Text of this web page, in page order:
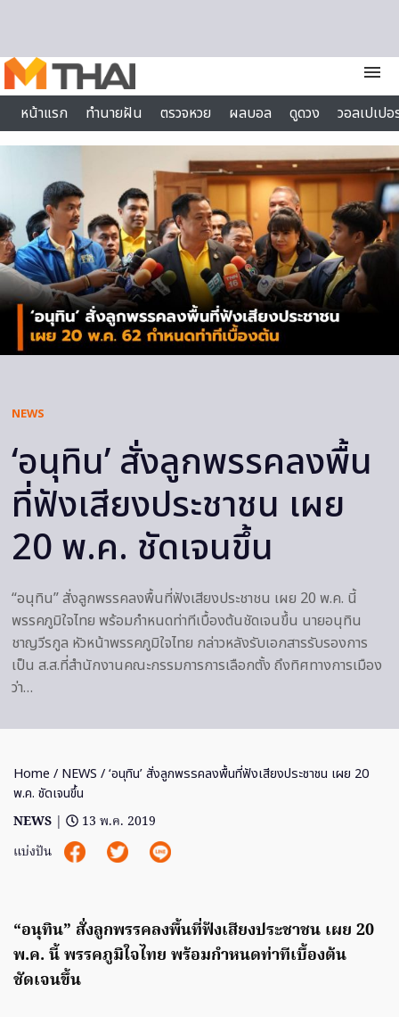
menu
หน้าแรก
ทำนายฝัน ตรวจหวย ผลบอล ดูดวง
วอลเปเป
ไลฟ์สไตล์
NEWS
‘อนุทิน’ สั่งลูกพรรคลงพื้น
ที่ฟังเสียงประชาชน เผย
20 พ.ค. ชัดเจนขึ้น
“อนุทิน” สั่งลูกพรรคลงพื้นที่ฟังเสียงประชาชน เผย 20 พ.ค. นี้
พรรคภูมิใจไทย พร้อมกำหนดท่าทีเบื้องต้นชัดเจนขึ้น นายอนุทิน
ชาญวีรกูล หัวหน้าพรรคภูมิใจไทย กล่าวหลังรับเอกสารรับรองการ
เป็น ส.ส.ที่สำนักงานคณะกรรมการการเลือกตั้ง ถึงทิศทางการเมือง
ว่า…
Home / NEWS / ‘อนุทิน’ สั่งลูกพรรคลงพื้นที่ฟังเสียงประชาชน เผย 20
พ.ค. ชัดเจนขึ้น
NEWS |
13 พ.ค. 2019
แบ่งปัน
“อนุทิน” สั่งลูกพรรคลงพื้นที่ฟังเสียงประชาชน เผย 20
พ.ค. นี้ พรรคภูมิใจไทย พร้อมกำหนดท่าทีเบื้องต้น
ชัดเจนขึ้น